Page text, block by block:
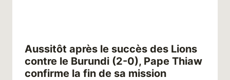
Aussitôt après le succès des Lions
contre le Burundi (2-0), Pape Thiaw
confirme la fin de sa mission